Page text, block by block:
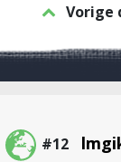
Vorige
#12